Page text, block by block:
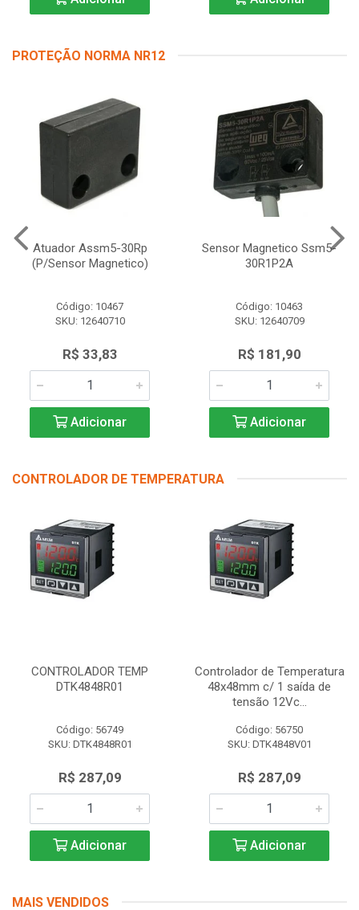
PROTEÇÃO NORMA NR12
Atuador Assm5-30Rp
(P/Sensor Magnetico)
Código: 10467
SKU: 12640710
R$ 33,83
Adicionar
Sensor Magnetico Ssm5-
30R1P2A
Código: 10463
SKU: 12640709
R$ 181,90
Adicionar
CONTROLADOR DE TEMPERATURA
CONTROLADOR TEMP
DTK4848R01
Código: 56749
SKU: DTK4848R01
R$ 287,09
Adicionar
Controlador de Temperatura
48x48mm c/ 1 saída de
tensão 12Vc...
Código: 56750
SKU: DTK4848V01
R$ 287,09
Adicionar
MAIS VENDIDOS